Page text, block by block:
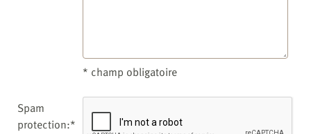
* champ obligatoire
Spam
protection:*